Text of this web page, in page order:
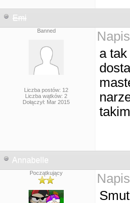
Emi
Banned
Liczba postów: 12
Liczba wątków: 2
Dołączył: Mar 2015
a
Annabelle
Początkujący